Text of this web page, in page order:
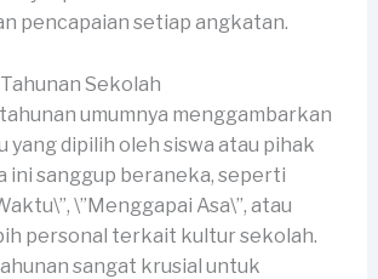
pencapaian setiap angkatan.
Sekolah
umumnya menggambarkan
dipilih oleh siswa atau pihak
ini sanggup beraneka, seperti
\”Menggapai Asa\”, atau
personal terkait kultur sekolah.
sangat krusial untuk